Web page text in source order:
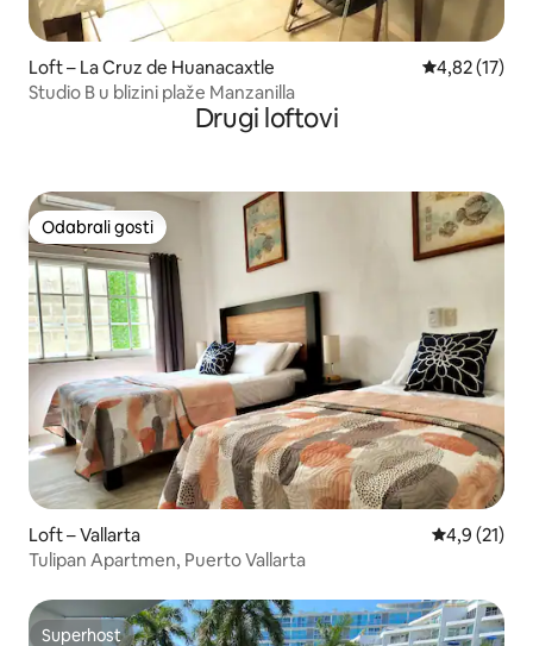
Loft – La Cruz de Huanacaxtle Prosječna
4,82 (17)
Studio B u blizini plaže Manzanilla
Drugi loftovi
Odabrali gosti
Odabrali gosti
Loft – Vallarta Prosječna
4,9 (21)
Tulipan Apartmen, Puerto Vallarta
Superhost